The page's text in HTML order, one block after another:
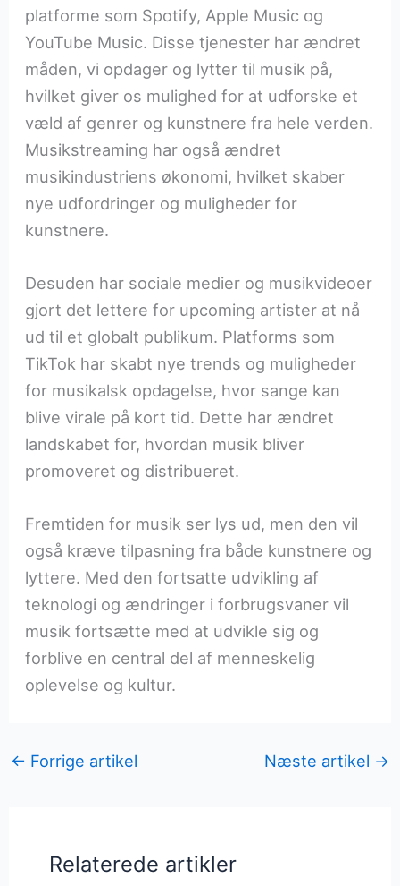
platforme som Spotify, Apple Music og
YouTube Music. Disse tjenester har ændret
måden, vi opdager og lytter til musik på,
hvilket giver os mulighed for at udforske et
væld af genrer og kunstnere fra hele verden.
Musikstreaming har også ændret
musikindustriens økonomi, hvilket skaber
nye udfordringer og muligheder for
kunstnere.
Desuden har sociale medier og musikvideoer
gjort det lettere for upcoming artister at nå
ud til et globalt publikum. Platforms som
TikTok har skabt nye trends og muligheder
for musikalsk opdagelse, hvor sange kan
blive virale på kort tid. Dette har ændret
landskabet for, hvordan musik bliver
promoveret og distribueret.
Fremtiden for musik ser lys ud, men den vil
også kræve tilpasning fra både kunstnere og
lyttere. Med den fortsatte udvikling af
teknologi og ændringer i forbrugsvaner vil
musik fortsætte med at udvikle sig og
forblive en central del af menneskelig
oplevelse og kultur.
← Forrige artikel Næste artikel →
Relaterede artikler